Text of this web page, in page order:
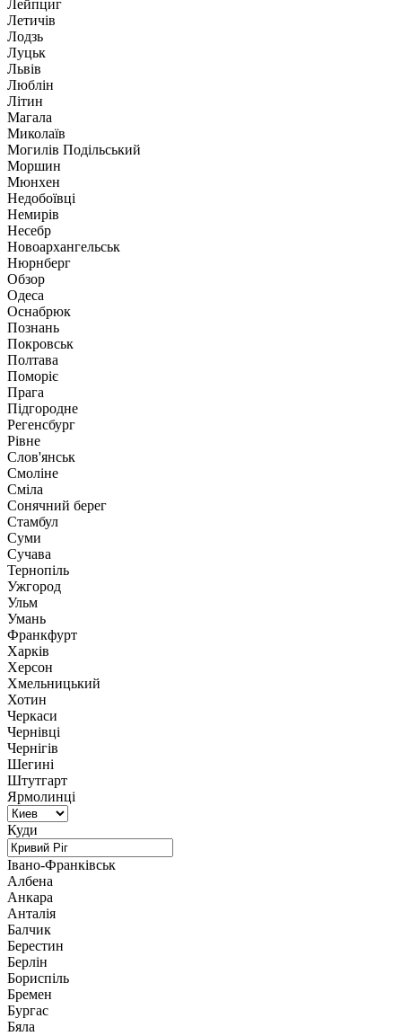
Лейпциг
Летичів
Лодзь
Луцьк
Львів
Люблін
Літин
Магала
Миколаїв
Могилів Подільський
Моршин
Мюнхен
Недобоївці
Немирів
Несебр
Новоархангельськ
Нюрнберг
Обзор
Одеса
Оснабрюк
Познань
Покровськ
Полтава
Поморіє
Прага
Підгородне
Регенсбург
Рівне
Слов'янськ
Смоліне
Сміла
Сонячний берег
Стамбул
Суми
Сучава
Тернопіль
Ужгород
Ульм
Умань
Франкфурт
Харків
Херсон
Хмельницький
Хотин
Черкаси
Чернівці
Чернігів
Шегині
Штутгарт
Ярмолинці
Куди
Івано-Франківськ
Албена
Анкара
Анталія
Балчик
Берестин
Берлін
Бориспіль
Бремен
Бургас
Бяла